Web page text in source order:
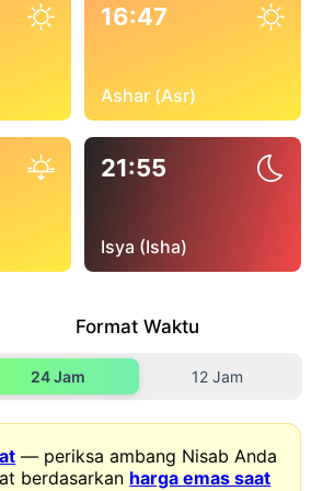
16:47
Ashar (Asr)
21:55
Isya (Isha)
Format Waktu
24 Jam 12 Jam
— periksa ambang Nisab Anda
berdasarkan harga emas saat